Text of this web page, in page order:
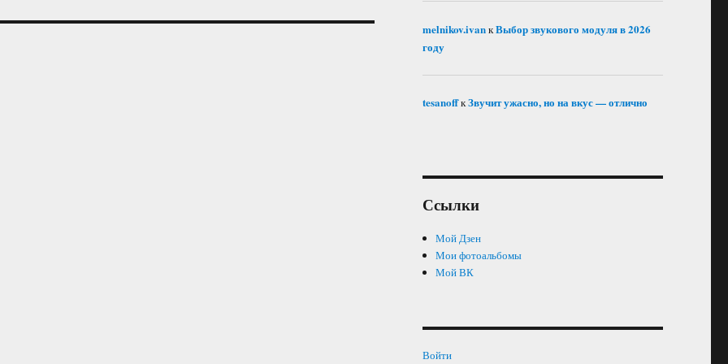
melnikov.ivanкВыбор звукового модуля в 2026
году
tesanoffкЗвучит ужасно, но на вкус — отлично
Ссылки
Мой Дзен
Мои фотоальбомы
Мой ВК
Войти